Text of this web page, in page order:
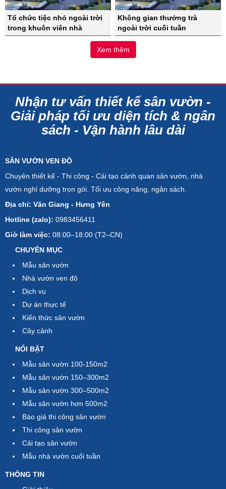
Tổ chức tiệc nhỏ ngoài trời
trong khuôn viên nhà
Không gian thưởng trà
ngoài trời cuối tuần
Xem thêm
Nhận tư vấn thiết kế sân vườn -
Giải pháp tối ưu diện tích & ngân
sách - Vận hành lâu dài
SÂN VƯỜN VEN ĐÔ
Chuyên thiết kế - Thi công - Cải tạo cảnh quan sân vườn, nhà
vườn nghỉ dưỡng trọn gói. Tối ưu công năng, ngân sách.
Địa chỉ: Văn Giang - Hưng Yên
Hotline (zalo): 0983456411
Giờ làm việc: 08:00–18:00 (T2–CN)
CHUYÊN MỤC
Mẫu sân vườn
Nhà vườn ven đô
Dịch vụ
Dự án thực tế
Kiến thức sân vườn
Cây cảnh
NỔI BẬT
Mẫu sân vườn 100-150m2
Mẫu sân vườn 150–300m2
Mẫu sân vườn 300–500m2
Mẫu sân vườn hơn 500m2
Báo giá thi công sân vườn
Thi công sân vườn
Cải tạo sân vườn
Mẫu nhà vườn cuối tuần
THÔNG TIN